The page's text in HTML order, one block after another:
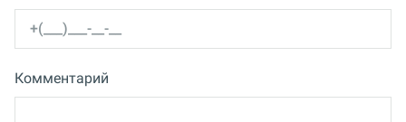
Комментарий